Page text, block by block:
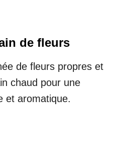
de fleurs
de fleurs propres et
chaud pour une
et aromatique.